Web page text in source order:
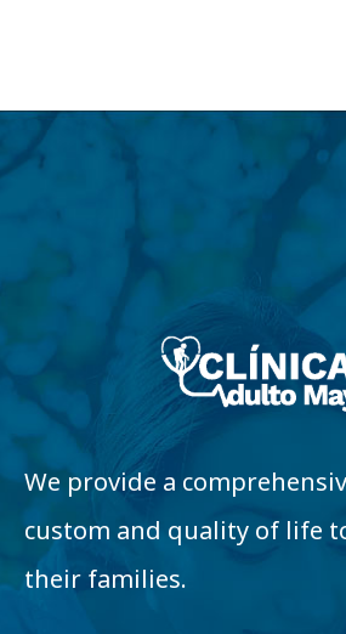
We provide a
custom and quality of life
their families.